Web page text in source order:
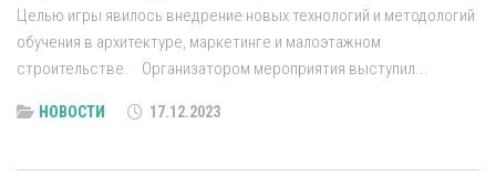
Целью игры явилось внедрение новых технологий и методологий
обучения в архитектуре, маркетинге и малоэтажном
строительстве. Организатором мероприятия выступил...
НОВОСТИ 17.12.2023